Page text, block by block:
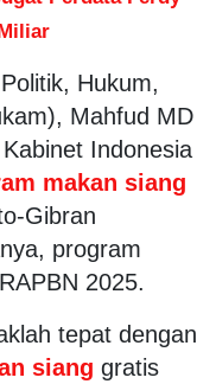
Hukum,
Mahfud MD
Indonesia
makan siang
Gibran
program
2025.
tepat dengan
siang gratis